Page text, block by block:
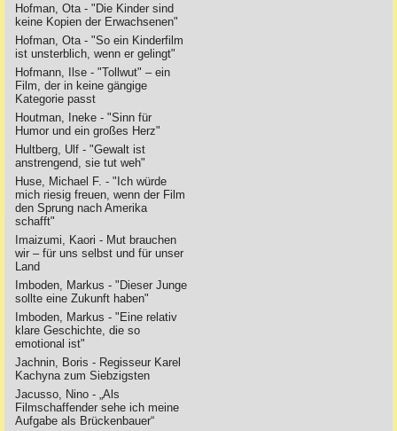
Hofman, Ota - "Die Kinder sind
keine Kopien der Erwachsenen"
Hofman, Ota - "So ein Kinderfilm
ist unsterblich, wenn er gelingt"
Hofmann, Ilse - "Tollwut" – ein
Film, der in keine gängige
Kategorie passt
Houtman, Ineke - "Sinn für
Humor und ein großes Herz"
Hultberg, Ulf - "Gewalt ist
anstrengend, sie tut weh"
Huse, Michael F. - "Ich würde
mich riesig freuen, wenn der Film
den Sprung nach Amerika
schafft"
Imaizumi, Kaori - Mut brauchen
wir – für uns selbst und für unser
Land
Imboden, Markus - "Dieser Junge
sollte eine Zukunft haben"
Imboden, Markus - "Eine relativ
klare Geschichte, die so
emotional ist"
Jachnin, Boris - Regisseur Karel
Kachyna zum Siebzigsten
Jacusso, Nino - „Als
Filmschaffender sehe ich meine
Aufgabe als Brückenbauer“